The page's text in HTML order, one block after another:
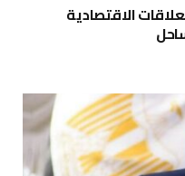
الاقتصادية